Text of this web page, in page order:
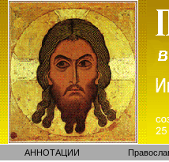
АННОТАЦИИ